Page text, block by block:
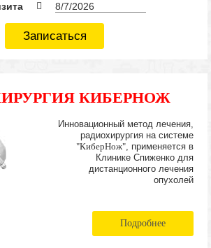
Записаться
КИБЕРНОЖ
Инновационный метод лечения,
радиохирургия на системе
"КиберНож", применяется в
Клинике Спиженко для
дистанционного лечения
опухолей
Подробнее